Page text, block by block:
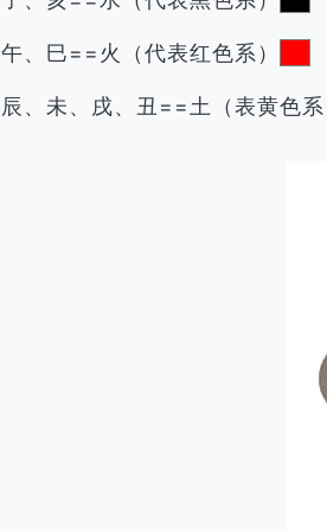
午、巳==火（代表红色系）
辰、未、戌、丑==土（表黄色